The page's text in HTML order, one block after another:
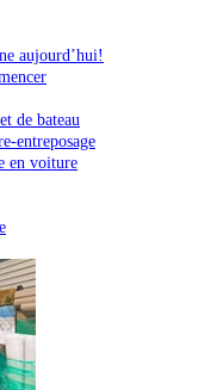
aujourd’hui!
de bateau
entreposage
en voiture